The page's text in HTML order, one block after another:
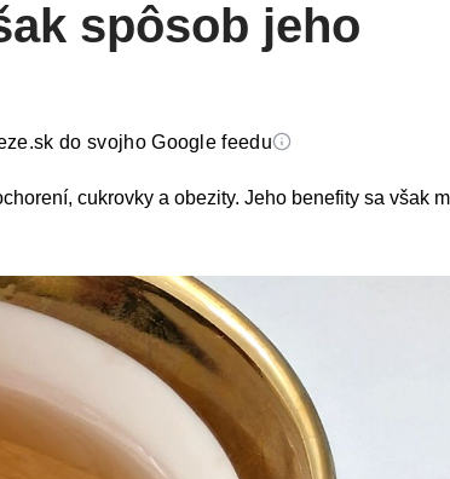
spôsob jeho
do svojho Google feedu
cukrovky a obezity. Jeho benefity sa však